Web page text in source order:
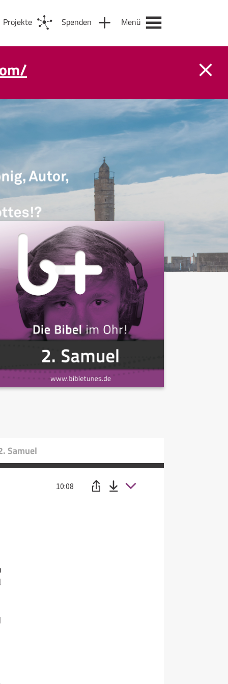
Projekte Spenden Menü
Samuel
10:08